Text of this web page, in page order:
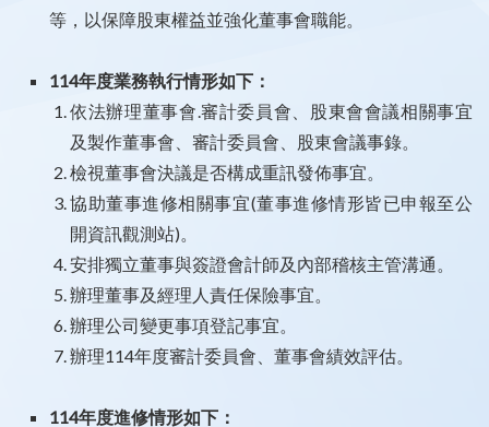
等，以保障股東權益並強化董事會職能。
114年度業務執行情形如下：
依法辦理董事會.審計委員會、股東會會議相關事宜
及製作董事會、審計委員會、股東會議事錄。
檢視董事會決議是否構成重訊發佈事宜。
協助董事進修相關事宜(董事進修情形皆已申報至公
開資訊觀測站)。
安排獨立董事與簽證會計師及內部稽核主管溝通。
辦理董事及經理人責任保險事宜。
辦理公司變更事項登記事宜。
辦理114年度審計委員會、董事會績效評估。
114年度進修情形如下：